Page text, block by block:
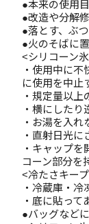
●本来の使用
●改造や分解
●落とす、ぶ
●火のそばに置
<シリコーン
・使用中に
に使用を中止
・規定量以上
・横にしたり
・お湯を入れ
・直射日光に
・キャップ
コーン部分を
<冷たさキー
・冷蔵庫・冷
・底に貼って
●バッグなど